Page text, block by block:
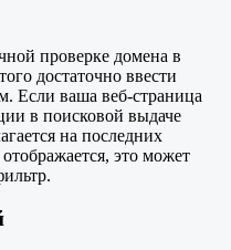
проверке домена в
достаточно ввести
Если ваша веб-страница
в поисковой выдаче
на последних
это может